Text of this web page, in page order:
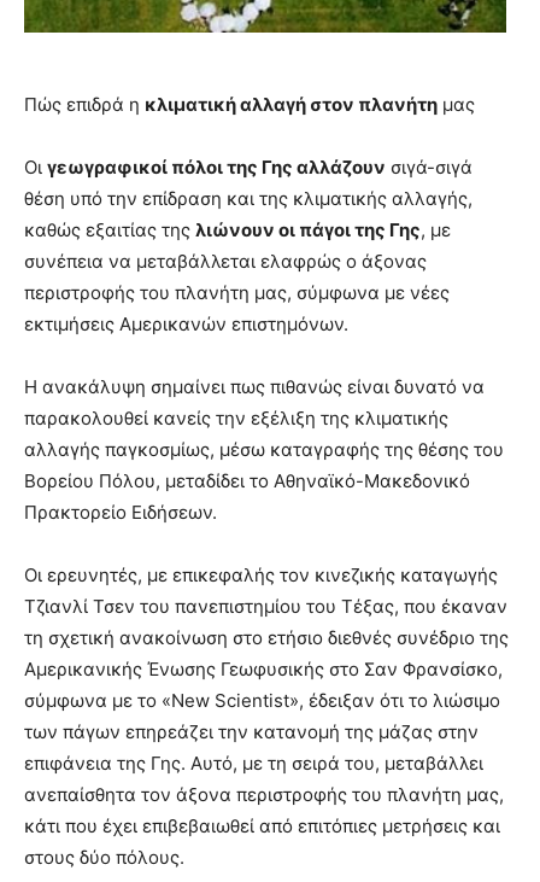
Πώς επιδρά η κλιματική αλλαγή στον πλανήτη μας
Οι γεωγραφικοί πόλοι της Γης αλλάζουν σιγά-σιγά
θέση υπό την επίδραση και της κλιματικής αλλαγής,
καθώς εξαιτίας της λιώνουν οι πάγοι της Γης, με
συνέπεια να μεταβάλλεται ελαφρώς ο άξονας
περιστροφής του πλανήτη μας, σύμφωνα με νέες
εκτιμήσεις Αμερικανών επιστημόνων.
Η ανακάλυψη σημαίνει πως πιθανώς είναι δυνατό να
παρακολουθεί κανείς την εξέλιξη της κλιματικής
αλλαγής παγκοσμίως, μέσω καταγραφής της θέσης του
Βορείου Πόλου, μεταδίδει το Αθηναϊκό-Μακεδονικό
Πρακτορείο Ειδήσεων.
Οι ερευνητές, με επικεφαλής τον κινεζικής καταγωγής
Τζιανλί Τσεν του πανεπιστημίου του Τέξας, που έκαναν
τη σχετική ανακοίνωση στο ετήσιο διεθνές συνέδριο της
Αμερικανικής Ένωσης Γεωφυσικής στο Σαν Φρανσίσκο,
σύμφωνα με το «New Scientist», έδειξαν ότι το λιώσιμο
των πάγων επηρεάζει την κατανομή της μάζας στην
επιφάνεια της Γης. Αυτό, με τη σειρά του, μεταβάλλει
ανεπαίσθητα τον άξονα περιστροφής του πλανήτη μας,
κάτι που έχει επιβεβαιωθεί από επιτόπιες μετρήσεις και
στους δύο πόλους.